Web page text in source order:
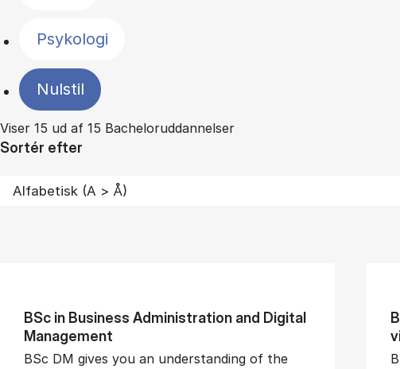
Psykologi
Nulstil
Viser 15 ud af 15 Bacheloruddannelser
Sortér efter
BSc in Busi­ness Ad­min­is­tra­tion and Di­git­al
Man­age­ment
BSc DM gives you an understanding of the